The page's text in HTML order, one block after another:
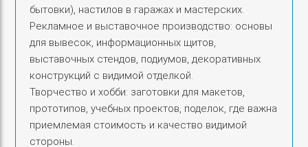
бытовки), настилов в гаражах и мастерских.
Рекламное и выставочное производство: основы
для вывесок, информационных щитов,
выставочных стендов, подиумов, декоративных
конструкций с видимой отделкой.
Творчество и хобби: заготовки для макетов,
прототипов, учебных проектов, поделок, где важна
приемлемая стоимость и качество видимой
стороны.